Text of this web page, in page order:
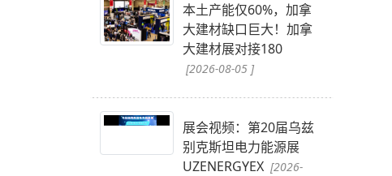
本土产能仅60%，加拿
大建材缺口巨大！加拿
大建材展对接180
[2026-08-05 ]
展会视频：第20届乌兹
别克斯坦电力能源展
UZENERGYEX [2026-